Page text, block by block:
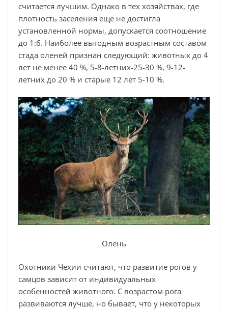
считается лучшим. Однако в тех хозяйствах, где
плотность заселения еще не достигла
установленной нормы, допускается соотношение
до 1:6. Наиболее выгодным возрастным составом
стада оленей признан следующий: животных до 4
лет не менее 40 %, 5-8-летних-25-30 %, 9-12-
летних до 20 % и старые 12 лет 5-10 %.
Олень
Охотники Чехии считают, что развитие рогов у
самцов зависит от индивидуальных
особенностей животного. С возрастом рога
развиваются лучше, но бывает, что у некоторых